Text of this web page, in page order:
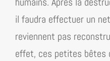
il faudra effectuer un
reviennent pas
effet, ces petites bêtes